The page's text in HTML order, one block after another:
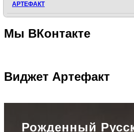
АРТЕФАКТ
Мы ВКонтакте
Виджет Артефакт
Рожденный